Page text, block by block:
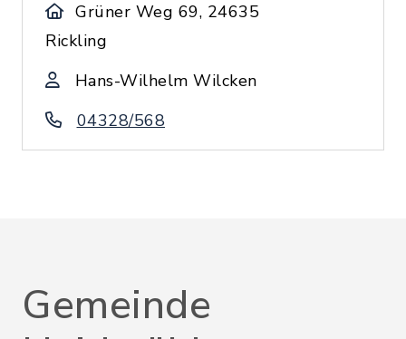
Grüner Weg 69, 24635
Rickling
Hans-Wilhelm Wilcken
04328/568
Gemeinde